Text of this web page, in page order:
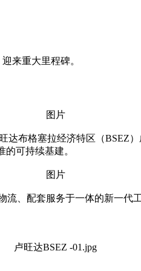
来重大里程碑。
布格塞拉经济特区（BSEZ
可持续基建。
、配套服务于一体的新一